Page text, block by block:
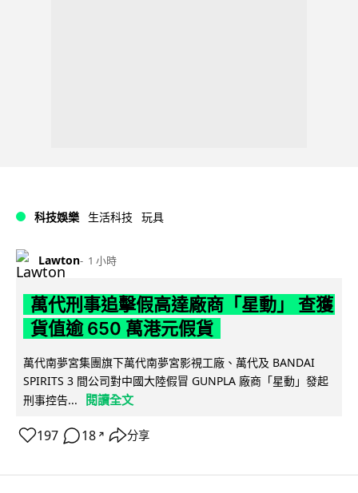
科技娛樂 生活科技 玩具
Lawton 1 小時
萬代刑事追擊假高達廠商「星動」 查獲
貨值逾 650 萬港元假貨
萬代南夢宮集團旗下萬代南夢宮影視工廠、萬代及 BANDAI
SPIRITS 3 間公司對中國大陸假冒 GUNPLA 廠商「星動」發起
刑事控告...
閱讀全文
197 18 ↗ 分享